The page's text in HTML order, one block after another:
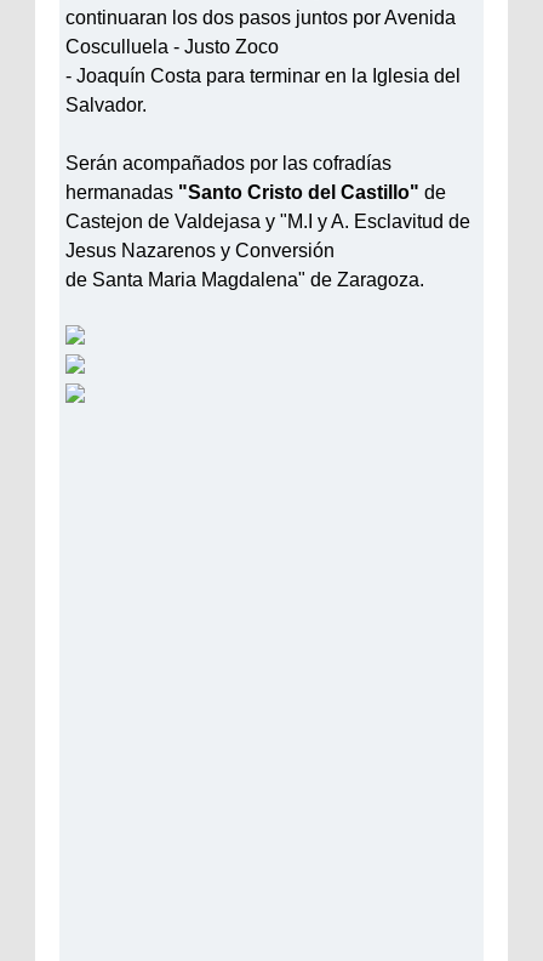
continuaran los dos pasos juntos por Avenida
Cosculluela - Justo Zoco
- Joaquín Costa para terminar en la Iglesia del
Salvador.
Serán acompañados por las cofradías
hermanadas "Santo Cristo del Castillo" de
Castejon de Valdejasa y "M.I y A. Esclavitud de
Jesus Nazarenos y Conversión
de Santa Maria Magdalena" de Zaragoza.